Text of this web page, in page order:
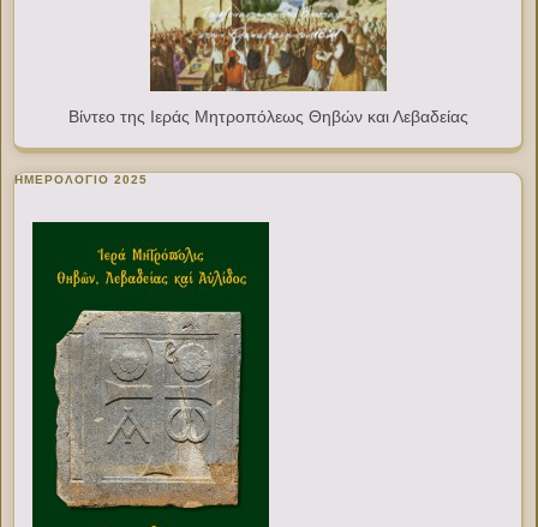
Βίντεο της Ιεράς Μητροπόλεως Θηβών και Λεβαδείας
ΗΜΕΡΟΛΟΓΙΟ 2025